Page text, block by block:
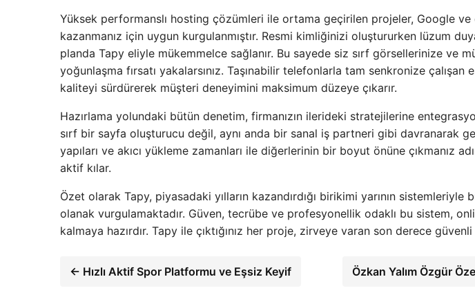
Yüksek performanslı hosting çözümleri ile ortama geçirilen projeler, Google ve
kazanmanız için uygun kurgulanmıştır. Resmi kimliğinizi oluştururken lüzum
planda Tapy eliyle mükemmelce sağlanır. Bu sayede siz sırf görsellerinize ve
yoğunlaşma fırsatı yakalarsınız. Taşınabilir telefonlarla tam senkronize çalışan
kaliteyi sürdürerek müşteri deneyimini maksimum düzeye çıkarır.
Hazırlama yolundaki bütün denetim, firmanızın ilerideki stratejilerine
sırf bir sayfa oluşturucu değil, aynı anda bir sanal iş partneri gibi davranarak
yapıları ve akıcı yükleme zamanları ile diğerlerinin bir boyut önüne çıkmanız
aktif kılar.
Özet olarak Tapy, piyasadaki yılların kazandırdığı birikimi yarının
olanak vurgulamaktadır. Güven, tecrübe ve profesyonellik odaklı bu sistem,
kalmaya hazırdır. Tapy ile çıktığınız her proje, zirveye varan son derece
← Hızlı Aktif Spor Platformu ve Eşsiz Keyif Özkan Yalım Özgür